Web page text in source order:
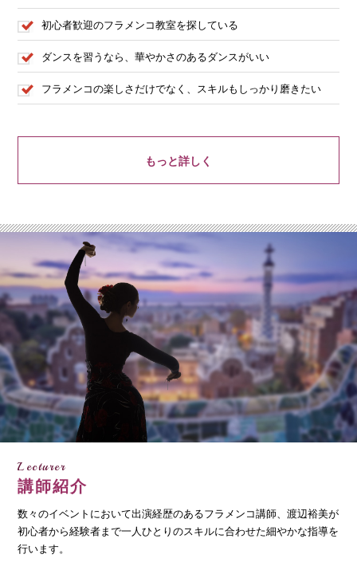
初心者歓迎のフラメンコ教室を探している
ダンスを習うなら、華やかさのあるダンスがいい
フラメンコの楽しさだけでなく、スキルもしっかり磨きたい
もっと詳しく
Lecturer
講師紹介
数々のイベントにおいて出演経歴のあるフラメンコ講師、渡辺裕美が
初心者から経験者まで一人ひとりのスキルに合わせた細やかな指導を
行います。